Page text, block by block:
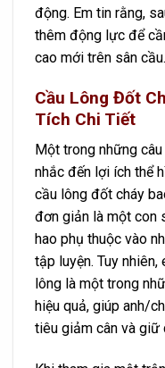
động. Em tin rằng,
thêm động lực để
cao mới trên sân cầu.
Cầu Lông Đốt
Tích Chi Tiết
Một trong những
nhắc đến lợi ích thể
cầu lông đốt cháy
đơn giản là một con
hao phụ thuộc vào
tập luyện. Tuy
lông là một trong
hiệu quả, giúp anh/
tiêu giảm cân và giữ